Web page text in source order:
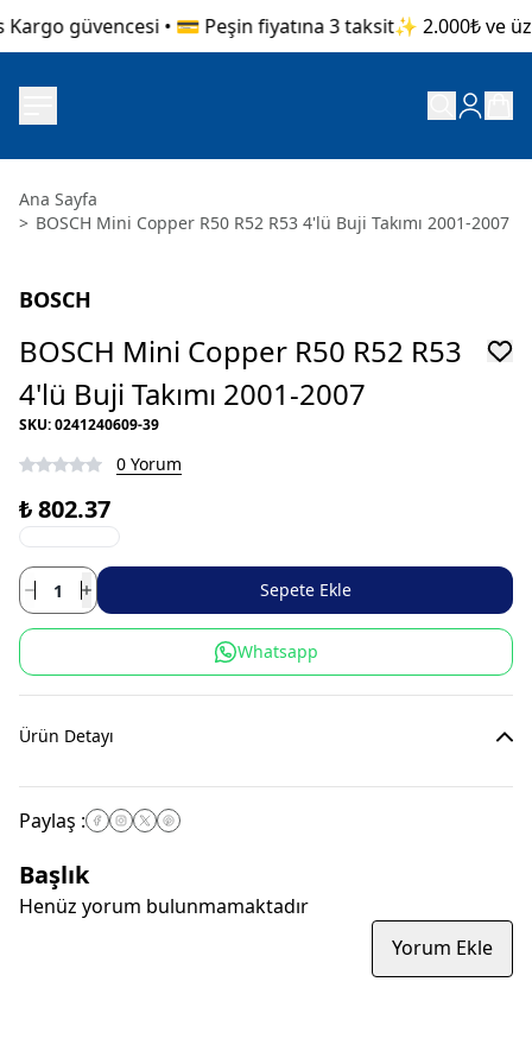
güvencesi • 💳 Peşin fiyatına 3 taksit✨ 2.000₺ ve
Ana Sayfa
> BOSCH Mini Copper R50 R52 R53 4'lü Buji Takımı 2001-2007
BOSCH
BOSCH Mini Copper R50 R52 R53
4'lü Buji Takımı 2001-2007
SKU:0241240609-39
0 Yorum
₺ 802.37
Sepete Ekle
Whatsapp
Ürün Detayı
Paylaş :
Başlık
Henüz yorum bulunmamaktadır
Yorum Ekle